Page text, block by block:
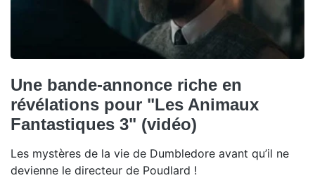
Une bande-annonce riche en
révélations pour "Les Animaux
Fantastiques 3" (vidéo)
Les mystères de la vie de Dumbledore avant qu’il ne
devienne le directeur de Poudlard !